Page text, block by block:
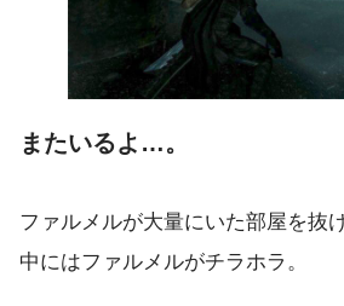
またいるよ…。
ファルメルが大量にいた部屋を抜
中にはファルメルがチラホラ。